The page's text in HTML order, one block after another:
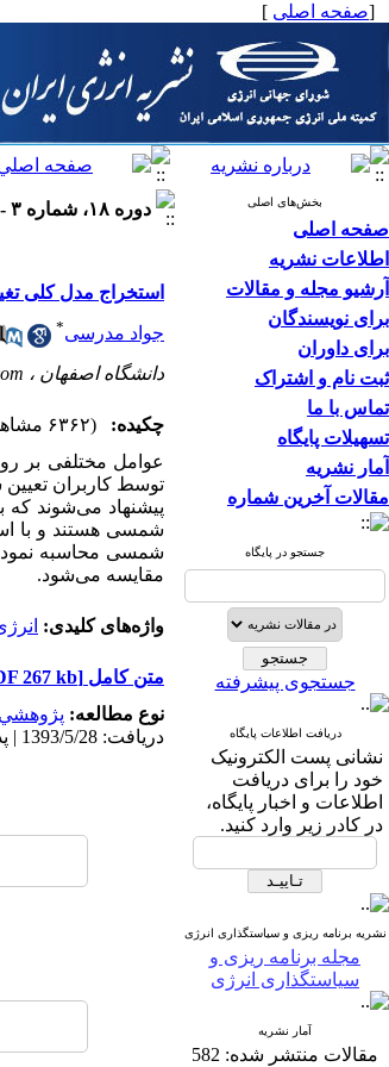
[صفحه اصلی ]
بخش‌های اصلی
صفحه اصلی
اطلاعات نشریه
آرشیو مجله و مقالات
برای نویسندگان
برای داوران
ثبت نام و اشتراک
تماس با ما
تسهیلات پایگاه
آمار نشریه
مقالات آخرین شماره
جستجو در پایگاه
جستجوی پیشرفته
دریافت اطلاعات پایگاه
نشانی پست الکترونیک
خود را برای دریافت
اطلاعات و اخبار پایگاه،
در کادر زیر وارد کنید.
نشریه برنامه ریزی و سیاستگذاری انرژی
مجله برنامه ریزی و
سیاستگذاری انرژی
آمار نشریه
مقالات منتشر شده: 582
دوره ۱۸، شماره ۳ - ( ۷-۱۳۹۴ )
استخراج مدل کلی
جواد مدرسی*
دانشگاه اصفهان ،
چکیده:
(۶۳۶۲ مشاهده)
عوامل مختلفی بر
توسط کاربران تعیین
پیشنهاد می‌شوند
شمسی هستند و با
شمسی محاسبه نمود.
مقایسه می‌شود.
واژه‌های کلیدی:
متن کامل [PDF 267 kb]
نوع مطالعه: پژوهشي
دریافت: 1393/5/28 | پذیرش: 1394/1/30 | انتشار: 1394/10/16